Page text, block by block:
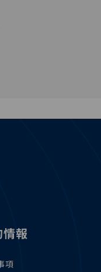
情報
項